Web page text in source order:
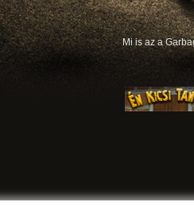
Mi is az a